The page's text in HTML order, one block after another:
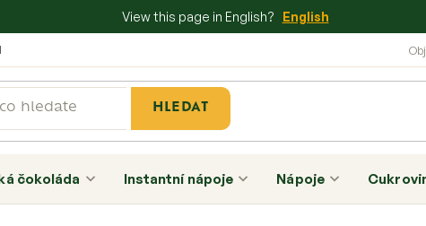
View this page in English? English
HLEDAT
čokoláda Instantní nápoje Nápoje